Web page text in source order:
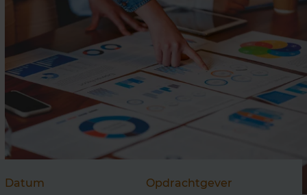
Datum Opdrachtgever